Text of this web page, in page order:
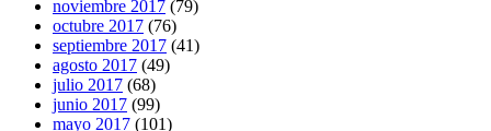
noviembre 2017 (79)
octubre 2017 (76)
septiembre 2017 (41)
agosto 2017 (49)
julio 2017 (68)
junio 2017 (99)
mayo 2017 (101)